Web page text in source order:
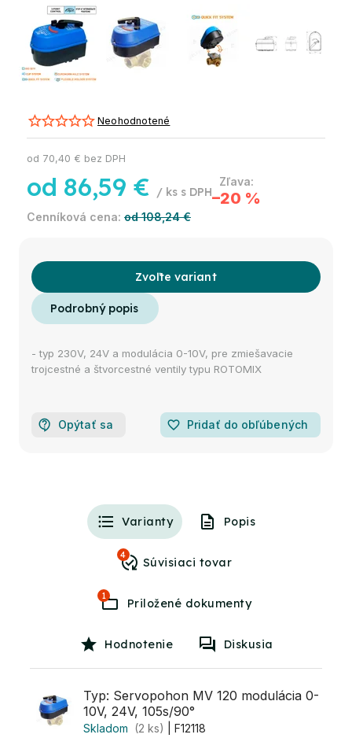
Neohodnotené
od 108,24 €
–20 %
od 86,59 € / ks
od 70,40 € bez DPH
Zvoľte variant
- typ 230V, 24V a modulácia 0-10V, pre zmiešavacie
trojcestné a štvorcestné ventily typu ROTOMIX
Opýtať sa favorite_border Pridať do obľúbených
Varianty Popis
4
1
Hodnotenie Diskusia
Typ: Servopohon MV 120 modulácia 0-
10V, 24V, 105s/90°
Skladom (2 ks)
| F12118